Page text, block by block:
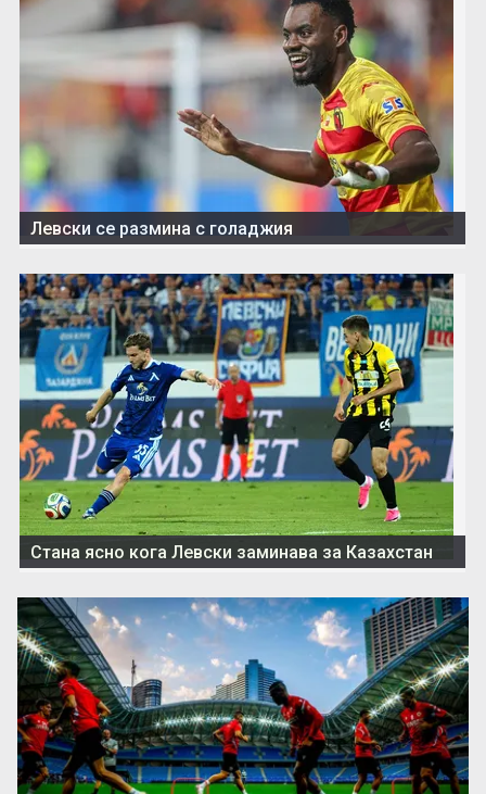
Левски се размина с голаджия
Стана ясно кога Левски заминава за Казахстан